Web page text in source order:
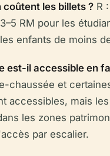
coûtent les billets ? R
RM pour les
enfants de moins
est-il accessible en
chaussée et
accessibles, mais
les zones
par escalier.